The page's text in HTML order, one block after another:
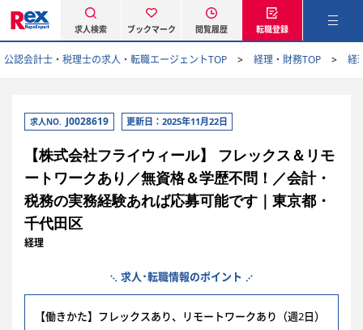
求人検索 ブックマーク 閲覧履歴 転職登録
公認会計士・税理士の求人・転職エージェントTOP 経理・財務TOP 経
求人NO. J0028619 更新日：2025年11月22日
【株式会社フライウィール】 フレックス＆リモ
ートワークあり／無資格＆学歴不問！／会計・
税務の実務経験あれば応募可能です｜東京都・
千代田区
経理
求人･転職情報のポイント
【働きかた】フレックスあり、リモートワークあり（週2日）